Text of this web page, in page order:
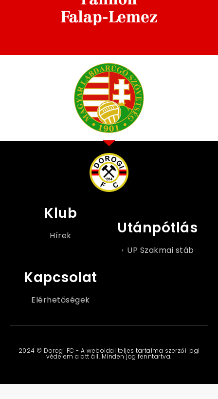
Klub
Hírek Utánpótlás
UP Szakmai stáb
Kapcsolat
Elérhetőségek
2024 © Dorogi FC - A weboldal teljes tartalma szerzői jogi
védelem alatt áll. Minden jog fenntartva.